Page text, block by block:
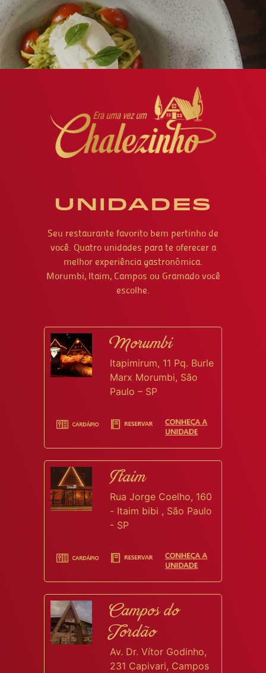
UNIDADES
Seu restaurante favorito bem pertinho de
você. Quatro unidades para te oferecer a
melhor experiência gastronômica.
Morumbi, Itaim, Campos ou Gramado você
escolhe.
Morumbi
Itapimirum, 11 Pq. Burle
Marx Morumbi, São
Paulo – SP
Itaim
Rua Jorge Coelho, 160
- Itaim bibi , São Paulo
- SP
Campos do
Jordão
Av. Dr. Vítor Godinho,
231 Capivari, Campos